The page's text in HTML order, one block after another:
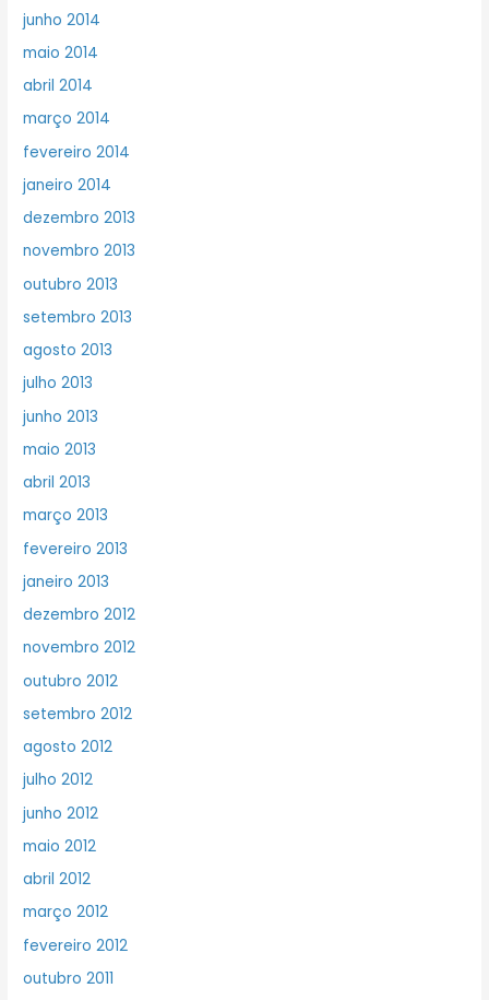
junho 2014
maio 2014
abril 2014
março 2014
fevereiro 2014
janeiro 2014
dezembro 2013
novembro 2013
outubro 2013
setembro 2013
agosto 2013
julho 2013
junho 2013
maio 2013
abril 2013
março 2013
fevereiro 2013
janeiro 2013
dezembro 2012
novembro 2012
outubro 2012
setembro 2012
agosto 2012
julho 2012
junho 2012
maio 2012
abril 2012
março 2012
fevereiro 2012
outubro 2011